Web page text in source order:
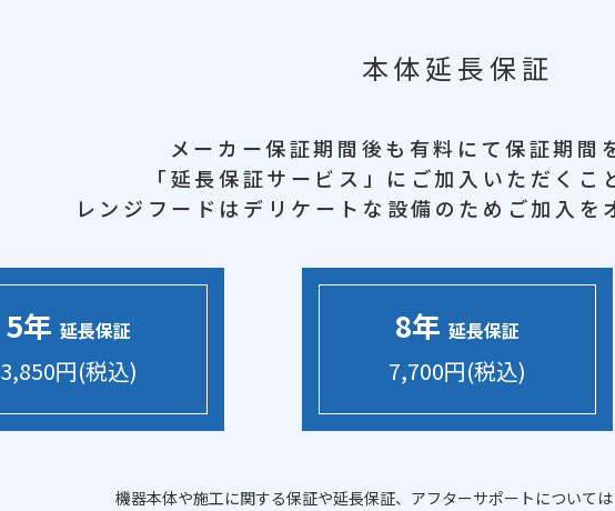
本体延長保証
メーカー保証期間後も 有料にて保証期間
「延長保証サービス」に ご加入いただくこ
レンジフードはデリケートな設備のため ご加入を
5年 延長保証
3,850円(税込)
8年 延長保証
7,700円(税込)
機器本体や施工に関する保証や延長保証、アフターサポートについては